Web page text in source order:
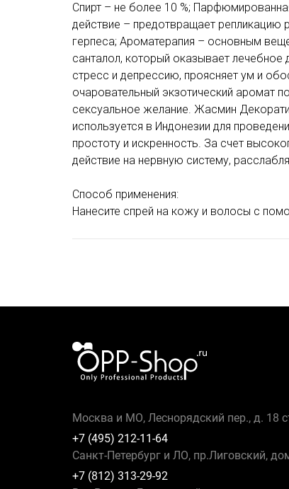
Спирт – не более 10 %;
действие – предотвращает репликацию
герпеса; Ароматерапия – основным
санталол, который оказывает лечебное
стресс и депрессию, проясняет ум и
очаровательный экзотический аромат
сексуальное желание. Жасмин
используется в Индонезии для
простоту и искренность. За счет
действие на нервную систему,
Способ применения:
Нанесите спрей на кожу и волосы с
Москва и МО, Леснорядский пер., д. 18
+7 (495) 212-11-64
Санкт-Петербург и ЛО, пр.Лиговский,
+7 (812) 313-29-92